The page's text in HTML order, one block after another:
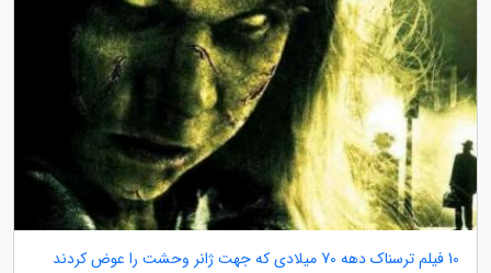
10 فیلم ترسناک دهه 70 میلادی که جهت ژانر وحشت را عوض کردند